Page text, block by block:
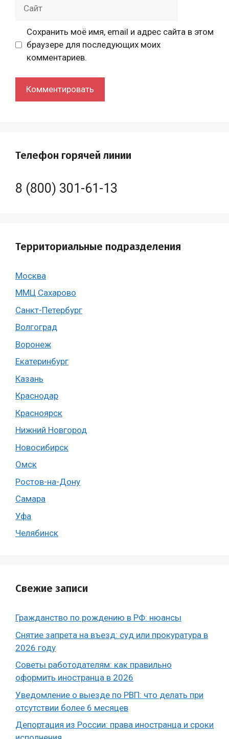
Сохранить моё имя, email и адрес сайта в этом
браузере для последующих моих
комментариев.
Телефон горячей линии
8 (800) 301-61-13
Территориальные подразделения
Москва
ММЦ Сахарово
Санкт-Петербург
Волгоград
Воронеж
Екатеринбург
Казань
Краснодар
Красноярск
Нижний Новгород
Новосибирск
Омск
Ростов-на-Дону
Самара
Уфа
Челябинск
Свежие записи
Гражданство по рождению в РФ: нюансы
Снятие запрета на въезд: суд или прокуратура в
2026 году
Советы работодателям: как правильно
оформить иностранца в 2026
Уведомление о выезде по РВП: что делать при
отсутствии более 6 месяцев
Депортация из России: права иностранца и сроки